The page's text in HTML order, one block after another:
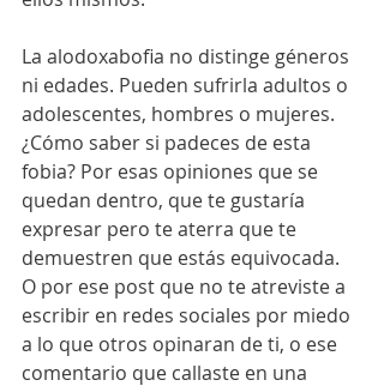
La alodoxabofia no distinge géneros
ni edades. Pueden sufrirla adultos o
adolescentes, hombres o mujeres.
¿Cómo saber si padeces de esta
fobia? Por esas opiniones que se
quedan dentro, que te gustaría
expresar pero te aterra que te
demuestren que estás equivocada.
O por ese post que no te atreviste a
escribir en redes sociales por miedo
a lo que otros opinaran de ti, o ese
comentario que callaste en una